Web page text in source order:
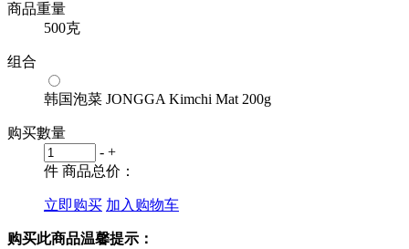
商品重量
500克
组合
韩国泡菜 JONGGA Kimchi Mat 200g
购买數量
- +
件 商品总价：
立即购买 加入购物车
购买此商品温馨提示：